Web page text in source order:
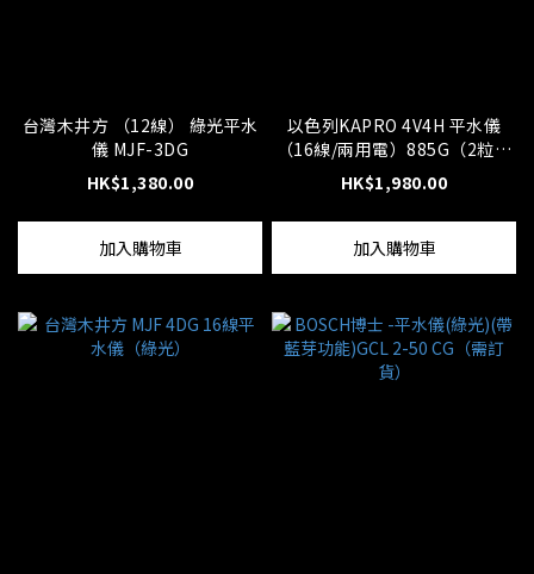
台灣木井方 （12線） 綠光平水
儀 MJF-3DG
HK$1,380.00
加入購物車
以色列KAPRO 4V4H 平水儀
（16線/兩用電）885G（2粒電
池）
HK$1,980.00
加入購物車